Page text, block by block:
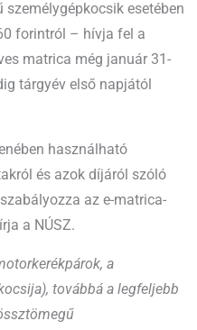
esetében
forintról – hívja fel a
matrica még január 31-
tárgyév első napjától
használható
és azok díjáról szóló
az e-matrica-
a NÚSZ.
a
továbbá a legfeljebb